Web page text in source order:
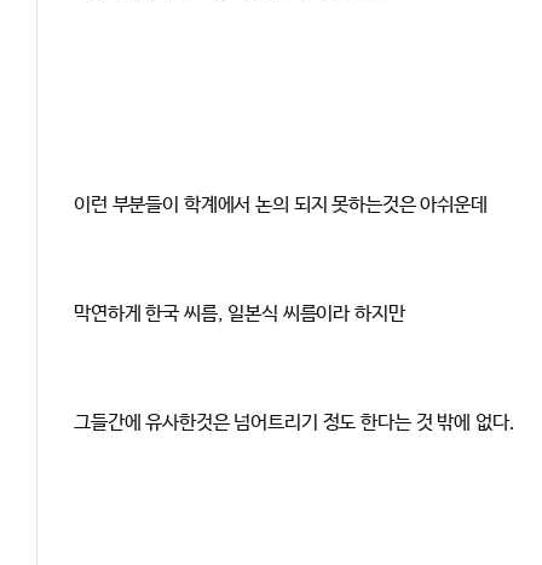
이런 부분들이 학계에서 논의 되지 못하는것은 아쉬운데
막연하게 한국 씨름, 일본식 씨름이라 하지만
그들간에 유사한것은 넘어트리기 정도 한다는 것 밖에 없다.